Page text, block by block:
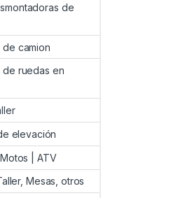
de
camion
de ruedas en
elevación
| ATV
Mesas, otros